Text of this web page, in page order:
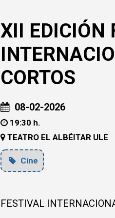
XII EDICIÓN
CORTOS
08-02-2026
19:30 h.
TEATRO EL ALBÉITAR ULE
Cine
FESTIVAL